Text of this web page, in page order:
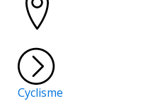
Cyclisme